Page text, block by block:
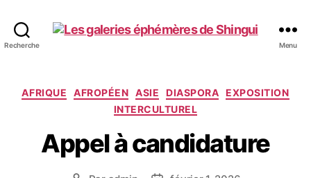
Recherche
de
Shingui
Menu
Catégories
AFRIQUE AFROPÉEN ASIE DIASPORA
EXPOSITION
INTERCULTUREL
Appel à candidature